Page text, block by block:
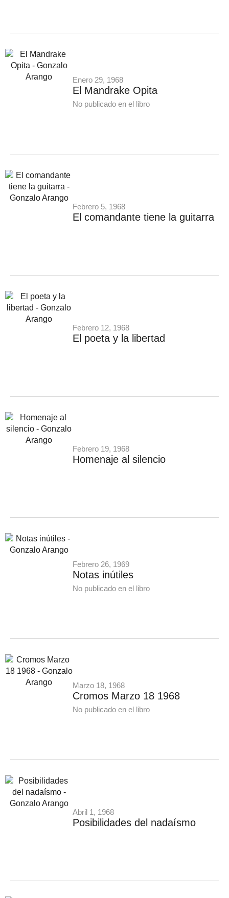
Enero 29, 1968
El Mandrake Opita
No publicado en el libro
Febrero 5, 1968
El comandante tiene la guitarra
Febrero 12, 1968
El poeta y la libertad
Febrero 19, 1968
Homenaje al silencio
Febrero 26, 1969
Notas inútiles
No publicado en el libro
Marzo 18, 1968
Cromos Marzo 18 1968
No publicado en el libro
Abril 1, 1968
Posibilidades del nadaísmo